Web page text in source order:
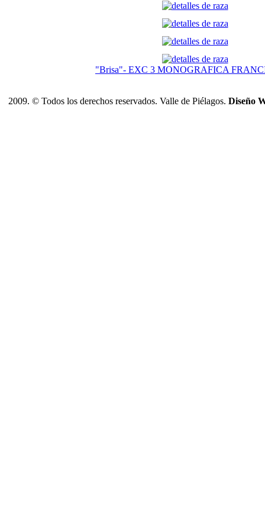
"Brisa"- EXC 3 MONOGRAFICA
2009. © Todos los derechos reservados. Valle de Piélagos. Diseño